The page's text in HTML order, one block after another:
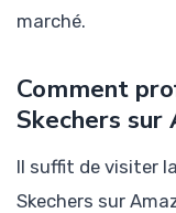
marché.
Comment
Skechers sur
Il suffit de visiter
Skechers sur